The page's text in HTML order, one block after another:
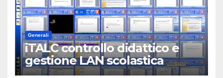
Generali
iTALC controllo didattico e
gestione LAN scolastica